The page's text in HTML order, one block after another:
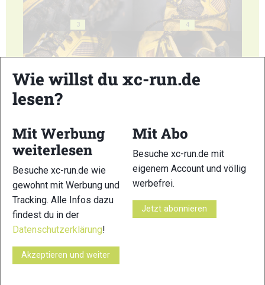
3 4
© Bilder 1 - 7: Marco Felgenhauer;
VERWANDTE ARTIKEL
Wie willst du xc-run.de
lesen?
Mit Werbung
weiterlesen
Besuche xc-run.de wie
gewohnt mit Werbung und
Tracking. Alle Infos dazu
findest du in der
Datenschutzerklärung!
Akzeptieren und weiter
Mit Abo
Besuche xc-run.de mit
eigenem Account und völlig
werbefrei.
Jetzt abonnieren